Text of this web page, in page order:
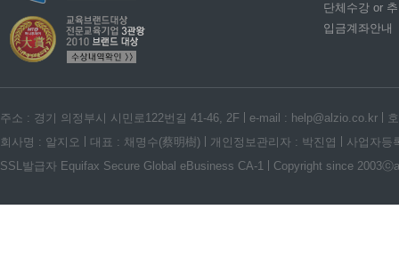
단체수강 or
입금계좌안내
주소 : 경기 의정부시 시민로122번길 41-46, 2F e-mail : help@alzio.co.kr
회사명 : 알지오
대표 : 채명수(蔡明樹) 개인정보관리자 : 박진엽
사업자등
SSL발급자 Equifax Secure Global eBusiness CA-1
Copyright since